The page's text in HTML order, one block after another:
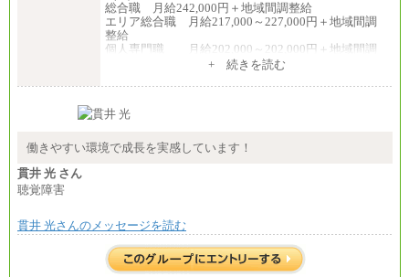
総合職 月給242,000円＋地域間調整給
エリア総合職 月給217,000～227,000円＋地域間調
整給
個人専門職 月給202,000～202,000円＋地域間調
総合職 月給208,000～235,000円
※詳細はJTBキャリアサイトよりご確認ください。
総合職 月給220,000～230,000円＋地域間調整給
整給
※詳細はJTBキャリアサイトよりご確認ください。
+ 続きを読む
働きやすい環境で成長を実感しています！
貫井 光 さん
聴覚障害
貫井 光さんのメッセージを読む